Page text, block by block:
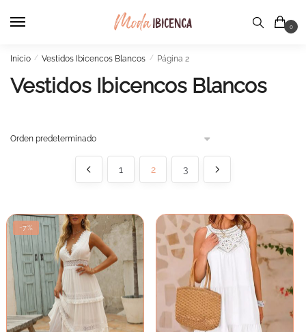
0
Inicio / Vestidos Ibicencos Blancos / Página 2
Vestidos Ibicencos Blancos
1 2 3
-7%